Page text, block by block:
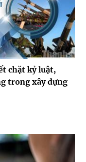
chặt kỷ luật,
trong xây dựng